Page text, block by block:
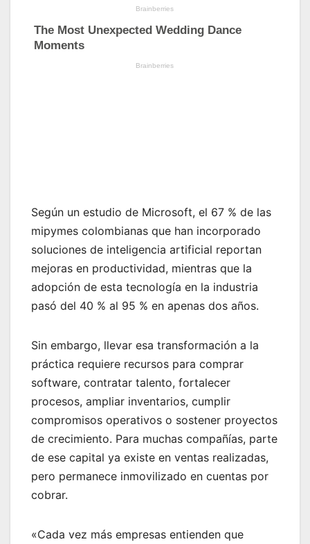
Según un estudio de Microsoft, el 67 % de las
mipymes colombianas que han incorporado
soluciones de inteligencia artificial reportan
mejoras en productividad, mientras que la
adopción de esta tecnología en la industria
pasó del 40 % al 95 % en apenas dos años.
Sin embargo, llevar esa transformación a la
práctica requiere recursos para comprar
software, contratar talento, fortalecer
procesos, ampliar inventarios, cumplir
compromisos operativos o sostener proyectos
de crecimiento. Para muchas compañías, parte
de ese capital ya existe en ventas realizadas,
pero permanece inmovilizado en cuentas por
cobrar.
«Cada vez más empresas entienden que